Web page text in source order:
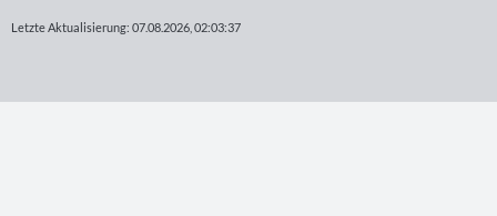
Letzte Aktualisierung: 07.08.2026, 02:03:37